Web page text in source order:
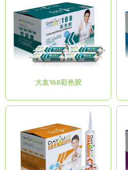
大友168彩色胶